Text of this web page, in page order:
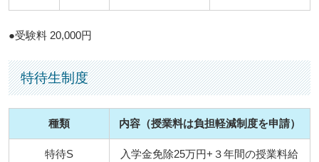
●受験料 20,000円
特待生制度
種類 内容（授業料は負担軽減制度を申請）
特待S
入学金免除25万円+３年間の授業料給